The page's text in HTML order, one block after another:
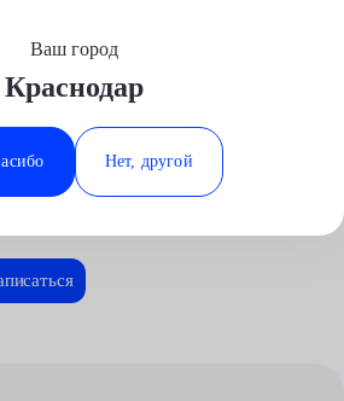
Минеральные Воды
Ростов-на-Дону
Ставрополь
Ваш город
Краснодар
Нет, другой
Диагностика
Диагностика авто
АБС в Краснодаре